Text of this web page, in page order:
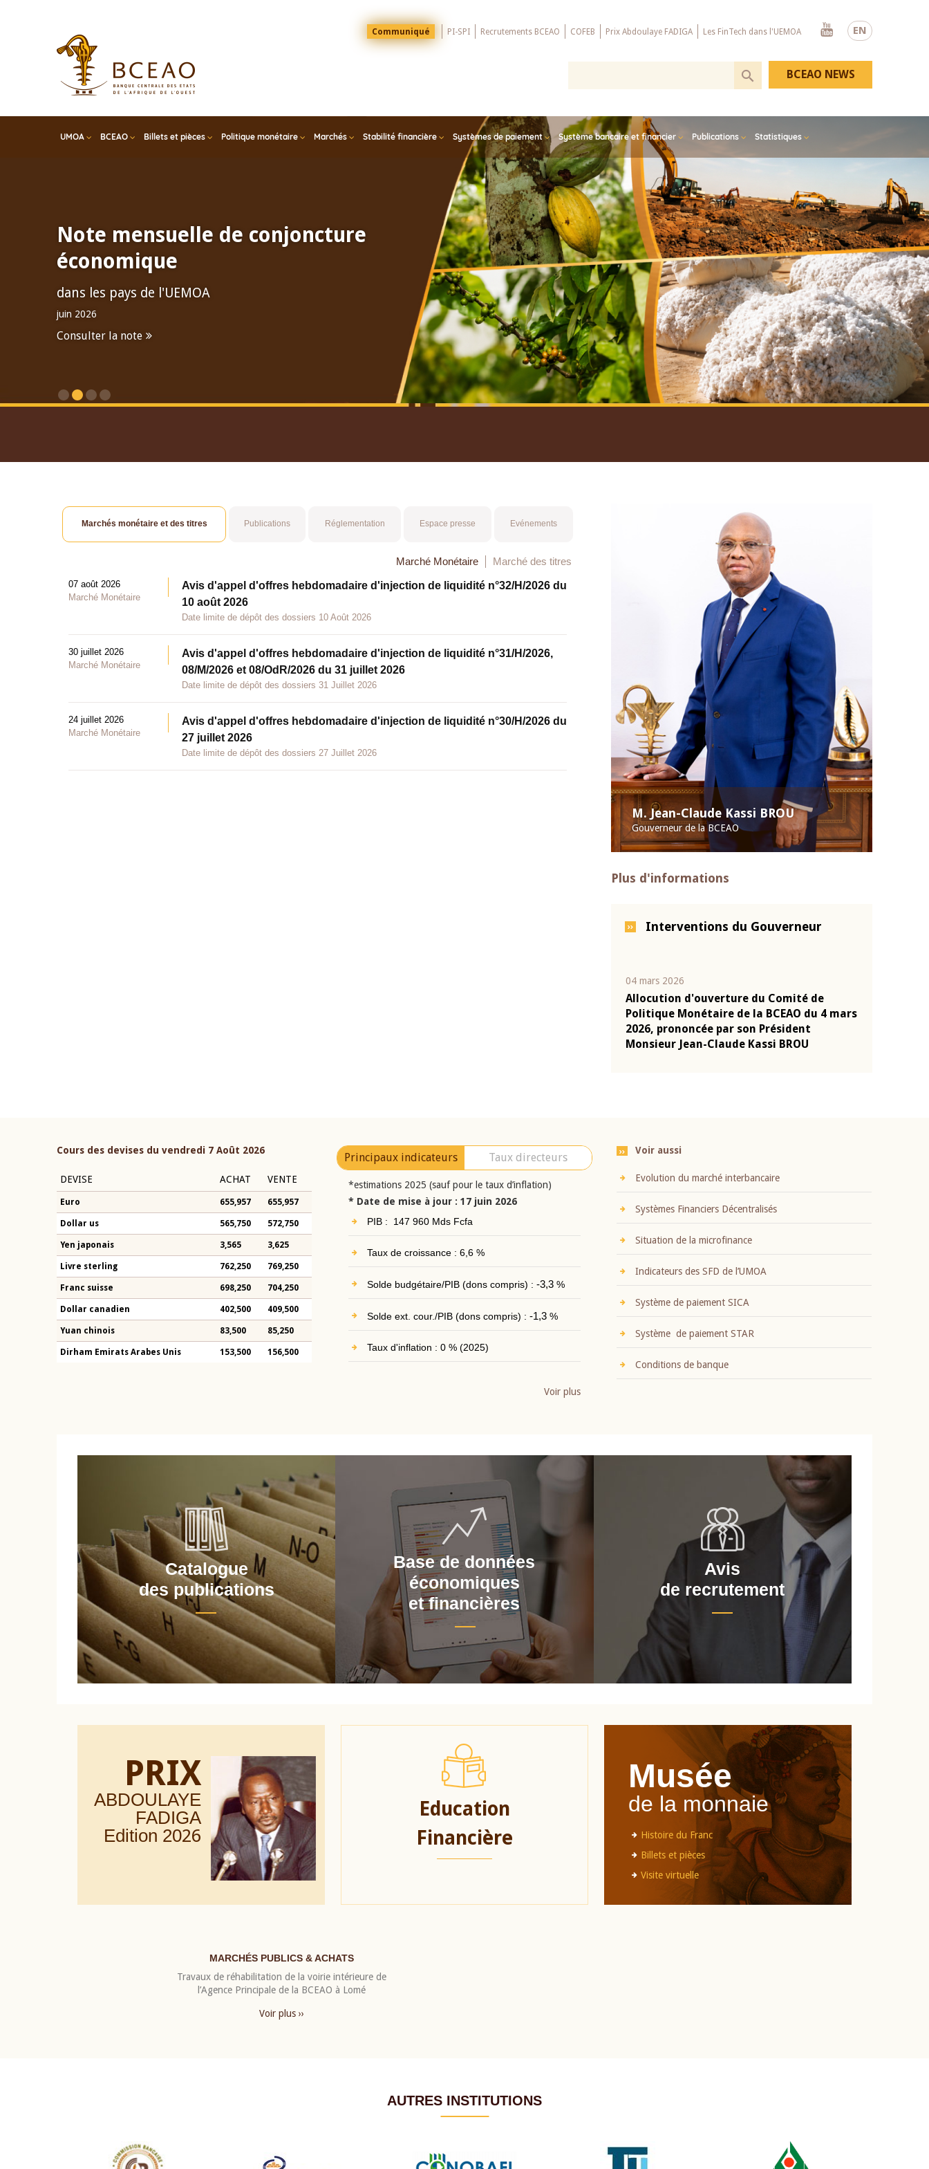
EN
Menu
Top
Communiqué PI-SPI Recrutements BCEAO COFEB Prix Abdoulaye FADIGA Les FinTech dans l'UEMOA
Youtube
UMOA BCEAO Billets et pièces Politique monétaire Marchés Stabilité financière Systèmes de paiement Système bancaire et financier Publications Statistiques
BCEAO NEWS
Note mensuelle de conjoncture
économique
dans les pays de l'UEMOA
juin 2026
Consulter la note
M. Jean-Claude Kassi BROU
Gouverneur de la BCEAO
Plus d'informations
Interventions du Gouverneur
04 mars 2026
Allocution d'ouverture du Comité de
Politique Monétaire de la BCEAO du 4 mars
2026, prononcée par son Président
Monsieur Jean-Claude Kassi BROU
Marchés monétaire et des titres Publications Réglementation Espace presse Evénements
Marché Monétaire Marché des titres
07 août 2026
Marché Monétaire
Avis d'appel d'offres hebdomadaire d'injection de liquidité n°32/H/2026 du
10 août 2026
Date limite de dépôt des dossiers 10 Août 2026
30 juillet 2026
Marché Monétaire
Avis d'appel d'offres hebdomadaire d'injection de liquidité n°31/H/2026,
08/M/2026 et 08/OdR/2026 du 31 juillet 2026
Date limite de dépôt des dossiers 31 Juillet 2026
24 juillet 2026
Marché Monétaire
Avis d'appel d'offres hebdomadaire d'injection de liquidité n°30/H/2026 du
27 juillet 2026
Date limite de dépôt des dossiers 27 Juillet 2026
Cours des devises du vendredi 7 Août 2026
DEVISE ACHAT VENTE
Euro 655,957 655,957
Dollar us 565,750 572,750
Yen japonais 3,565 3,625
Livre sterling 762,250 769,250
Franc suisse 698,250 704,250
Dollar canadien 402,500 409,500
Yuan chinois 83,500 85,250
Dirham Emirats Arabes Unis 153,500 156,500
Principaux indicateurs Taux directeurs
*estimations 2025 (sauf pour le taux d’inflation)
* Date de mise à jour : 17 juin 2026
PIB : 147 960 Mds Fcfa
Taux de croissance : 6,6 %
Solde budgétaire/PIB (dons compris) : -3,3%
Solde ext. cour./PIB (dons compris) : -1,3%
Taux d'inflation : 0 % (2025)
Voir plus
Voir aussi
Evolution du marché interbancaire
Systèmes Financiers Décentralisés
Situation de la microfinance
Indicateurs des SFD de l’UMOA
Système de paiement SICA
Système de paiement STAR
Conditions de banque
Catalogue
des publications
Base de données
économiques
et financières
Avis
de recrutement
PRIX
ABDOULAYE
FADIGA
Edition 2026
Education
Financière
Musée
de la monnaie
Histoire du Franc
Billets et pièces
Visite virtuelle
MARCHÉS PUBLICS & ACHATS
Travaux de réhabilitation de la voirie intérieure de
l’Agence Principale de la BCEAO à Lomé
Voir plus ››
AUTRES INSTITUTIONS